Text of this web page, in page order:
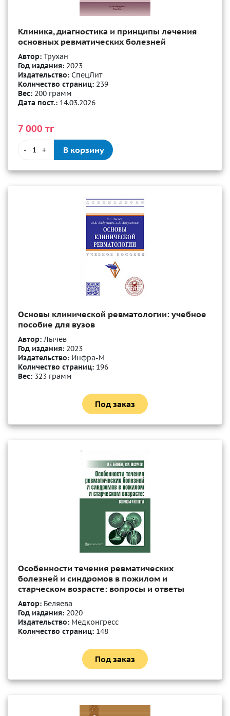
Клиника, диагностика и принципы лечения
основных ревматических болезней
Автор: Трухан
Год издания: 2023
Издательство: СпецЛит
Количество страниц: 239
Вес: 200 грамм
Дата пост.: 14.03.2026
7 000 тг
- + В корзину
Основы клинической ревматологии: учебное
пособие для вузов
Автор: Лычев
Год издания: 2023
Издательство: Инфра-М
Количество страниц: 196
Вес: 323 грамм
Под заказ
Особенности течения ревматических
болезней и синдромов в пожилом и
старческом возрасте: вопросы и ответы
Автор: Беляева
Год издания: 2020
Издательство: Медконгресс
Количество страниц: 148
Под заказ